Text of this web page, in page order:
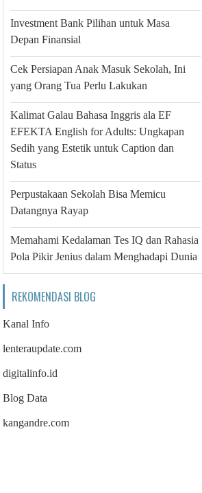
Investment Bank Pilihan untuk Masa
Depan Finansial
Cek Persiapan Anak Masuk Sekolah, Ini
yang Orang Tua Perlu Lakukan
Kalimat Galau Bahasa Inggris ala EF
EFEKTA English for Adults: Ungkapan
Sedih yang Estetik untuk Caption dan
Status
Perpustakaan Sekolah Bisa Memicu
Datangnya Rayap
Memahami Kedalaman Tes IQ dan Rahasia
Pola Pikir Jenius dalam Menghadapi Dunia
REKOMENDASI BLOG
Kanal Info
lenteraupdate.com
digitalinfo.id
Blog Data
kangandre.com